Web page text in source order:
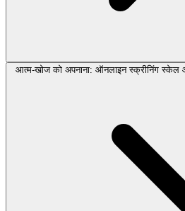
आत्म-खोज को अपनाना: ऑनलाइन स्क्रीनिंग स्केल